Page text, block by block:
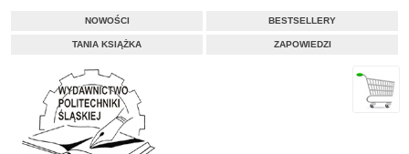
NOWOŚCI BESTSELLERY
TANIA KSIĄŻKA ZAPOWIEDZI